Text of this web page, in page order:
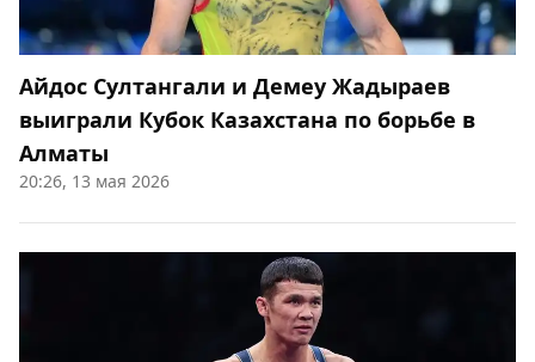
Айдос Султангали и Демеу Жадыраев
выиграли Кубок Казахстана по борьбе в
Алматы
20:26, 13 мая 2026